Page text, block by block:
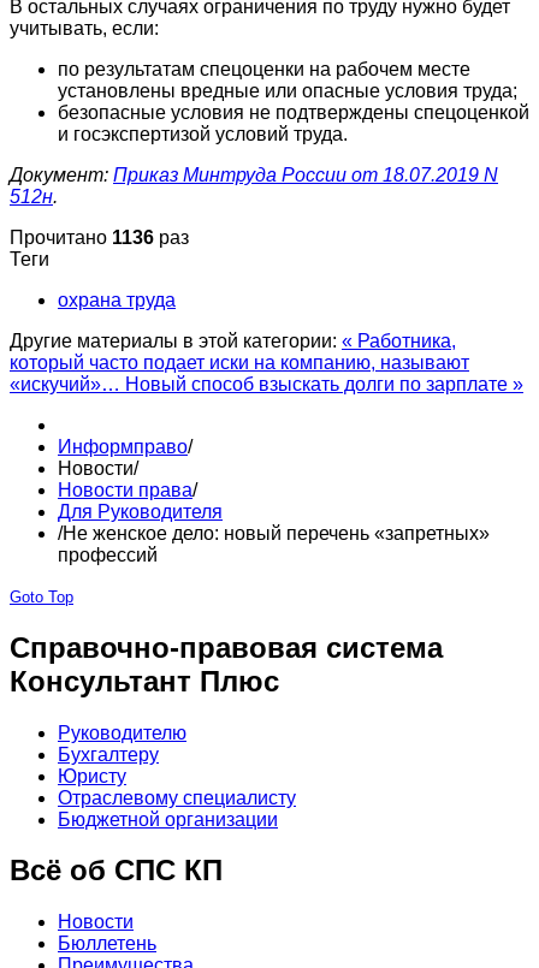
В остальных случаях ограничения по труду нужно будет
учитывать, если:
по результатам спецоценки на рабочем месте
установлены вредные или опасные условия труда;
безопасные условия не подтверждены спецоценкой
и госэкспертизой условий труда.
Документ: Приказ Минтруда России от 18.07.2019 N
512н.
Прочитано 1136 раз
Теги
охрана труда
Другие материалы в этой категории: « Работника,
который часто подает иски на компанию, называют
«искучий»… Новый способ взыскать долги по зарплате »
Информправо/
Новости/
Новости права/
Для Руководителя
/Не женское дело: новый перечень «запретных»
профессий
Goto Top
Справочно-правовая система
Консультант Плюс
Руководителю
Бухгалтеру
Юристу
Отраслевому специалисту
Бюджетной организации
Всё об СПС КП
Новости
Бюллетень